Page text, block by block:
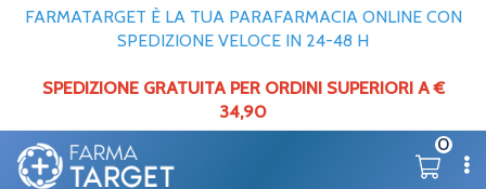
FARMATARGET È LA TUA PARAFARMACIA ONLINE CON
SPEDIZIONE VELOCE IN 24-48 H
SPEDIZIONE GRATUITA PER ORDINI SUPERIORI A €
34,90
0